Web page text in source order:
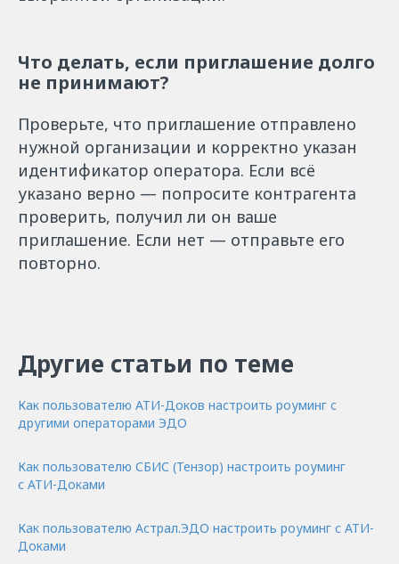
Что делать, если приглашение долго
не принимают?
Проверьте, что приглашение отправлено
нужной организации и корректно указан
идентификатор оператора. Если всё
указано верно — попросите контрагента
проверить, получил ли он ваше
приглашение. Если нет — отправьте его
повторно.
Другие статьи по теме
Как пользователю АТИ-Доков настроить роуминг с
другими операторами ЭДО
Как пользователю СБИС (Тензор) настроить роуминг
с АТИ-Доками
Как пользователю Астрал.ЭДО настроить роуминг с АТИ-
Доками